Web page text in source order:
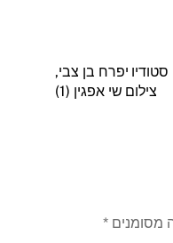
סטודיו יפרח בן צבי,
צילום שי אפגין (1)
מסומנים*